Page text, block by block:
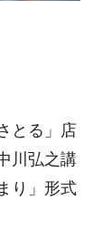
とる」店
川弘之講
り」形式